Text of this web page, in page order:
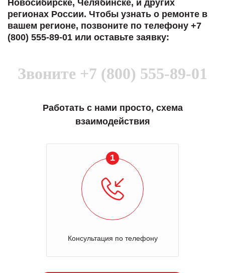
Новосибирске, Челябинске, и других
регионах России. Чтобы узнать о ремонте в
вашем регионе, позвоните по телефону +7
(800) 555-89-01 или оставьте заявку:
Звоните +7 (800) 555-89-01
Работать с нами просто, схема
взаимодействия
1
Консультация по телефону